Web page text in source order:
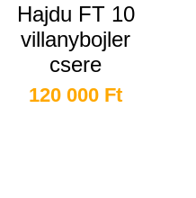
Hajdu FT 10
villanybojler
csere
120 000 Ft